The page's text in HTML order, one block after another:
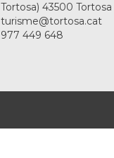
Tortosa) 43500 Tortosa
turisme@tortosa.cat
977 449 648